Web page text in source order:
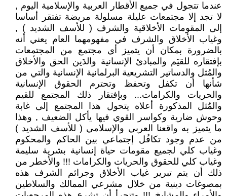
عندما تتجول في جميع الأقطار العربية والإسلامية اليوم ,
لا تجد إلا مجتمعات عليلة مسلولة مريضة تفتقر أساسا
إلى المقومات الأخلاقية والشرف ( للأسف الشديد ) ,
وغياب الأخلاق والشرف في مفهومهما العام يعني أنه
بالضرورة بمكان أن يتميز أي مجتمع من المجتمعات
بإفتقاره للقيَم والمبادئ الإنسانية والدَين الحق والأخلاق
والمُثل والدساتير التشريعية البرلمانية الإنسانية والتي من
شأنها أن تكفل وتحفظ وتحترم الحقوق الإنسانية
والحريات والكرامات... وبإفتقار ذلك المجتمع للقيم
والمُثل المذكورة أعلاه يتحول هذا المجتمع إلى غابة
وحوش ضارية وكواسر القوي فيها يأكل الضعيف , وهذا
ما يتميز به واقعنا العربي والإسلامي ( للأسف الشديد )
من عدم وجود تكافُل إجتماعي بين الحاكم والمحكوم
وغياب كلي لجميع مقومات حياة إنسانية بشرية سليمة
وغياب كلي للحقوق والحريات والكرامات !!! والأخطر من
ذلك أن يتم تبرير غياب الأخلاق وجرائم الشرف هذه
بمصوغات دينية من خلال مشرعي الممالك والسلاطين